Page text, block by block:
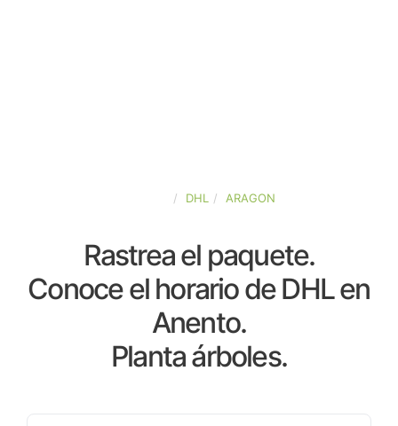
DHL ARAGON
Rastrea el paquete.
Conoce el horario de DHL en
Anento.
Planta árboles.